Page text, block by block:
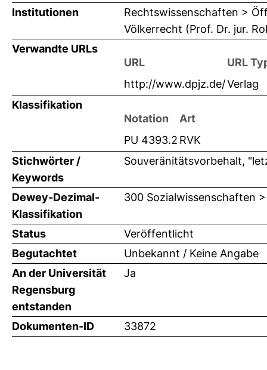
Institutionen
Rechtswissenschaften >
Völkerrecht (Prof. Dr. jur.
Verwandte URLs
URL
URL
http://www.dpjz.de/Verlag
Klassifikation
Notation
Art
PU 4393.2 RVK
Stichwörter /
Keywords
Souveränitätsvorbehalt,
Dewey-Dezimal-
Klassifikation
300 Sozialwissenschaften
Status
Veröffentlicht
Begutachtet
Unbekannt / Keine Angabe
An der Universität
Regensburg
entstanden
Ja
Dokumenten-ID 33872